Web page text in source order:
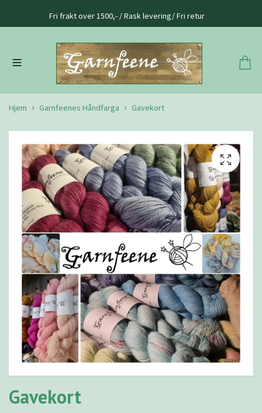
Fri frakt over 1500,- / Rask levering/ Fri retur
Hjem Garnfeenes Håndfarga Gavekort
Gavekort